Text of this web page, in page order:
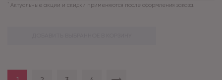
* Актуальные акции и скидки применяются после оформления заказа.